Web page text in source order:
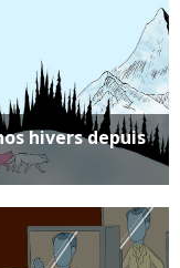
hivers depuis